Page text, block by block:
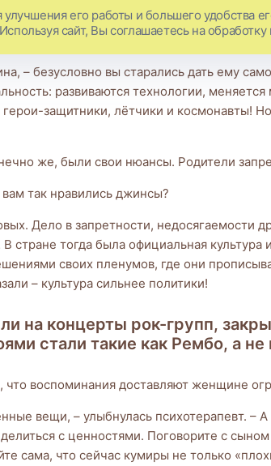
женщина. – Однако ж чему его
чай мне заваривает. Я никогда бы не
– безусловно вы старались дать ему
развиваются технологии,
защитники, лётчики и космонавты!
же, были свои нюансы. Родители
так нравились джинсы?
Дело в запретности, недосягаемости
стране тогда была официальная
своих пленумов, где они
– культура сильнее политики!
на концерты рок-групп,
стали такие как Рембо, а
воспоминания доставляют женщине
вещи, – улыбнулась психотерапевт. –
с ценностями. Поговорите с
сама, что сейчас кумиры не только
его работы и большего удобства
сайт, Вы соглашаетесь на